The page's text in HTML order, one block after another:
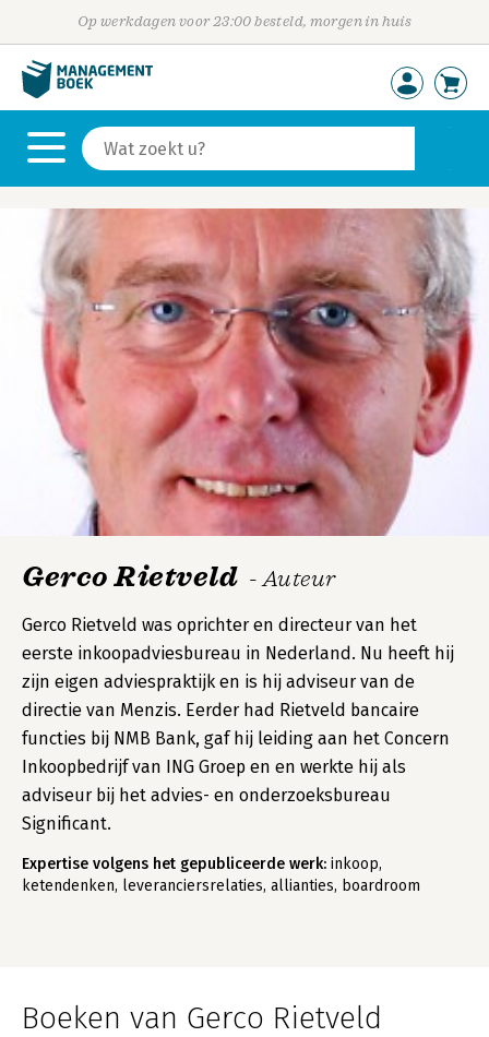
Op werkdagen voor 23:00 besteld, morgen in huis
Gerco Rietveld - Auteur
Gerco Rietveld was oprichter en directeur van het
eerste inkoopadviesbureau in Nederland. Nu heeft hij
zijn eigen adviespraktijk en is hij adviseur van de
directie van Menzis. Eerder had Rietveld bancaire
functies bij NMB Bank, gaf hij leiding aan het Concern
Inkoopbedrijf van ING Groep en en werkte hij als
adviseur bij het advies- en onderzoeksbureau
Significant.
Expertise volgens het gepubliceerde werk: inkoop,
ketendenken, leveranciersrelaties, allianties, boardroom
Boeken van Gerco Rietveld